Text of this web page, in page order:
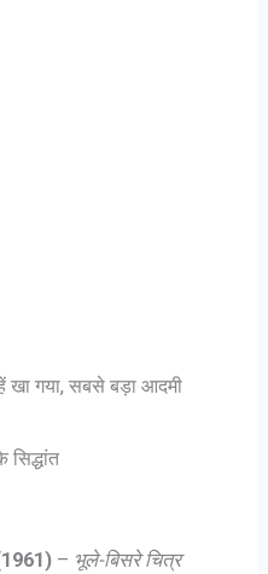
खा गया, सबसे बड़ा आदमी
– भूले-बिसरे चित्र